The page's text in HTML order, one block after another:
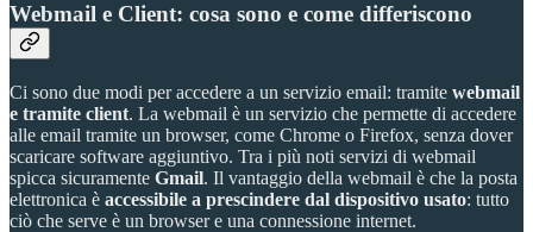
Webmail e Client: cosa sono e come differiscono
Ci sono due modi per accedere a un servizio email: tramite webmail
e tramite client. La webmail è un servizio che permette di accedere
alle email tramite un browser, come Chrome o Firefox, senza dover
scaricare software aggiuntivo. Tra i più noti servizi di webmail
spicca sicuramente Gmail. Il vantaggio della webmail è che la posta
elettronica è accessibile a prescindere dal dispositivo usato: tutto
ciò che serve è un browser e una connessione internet.